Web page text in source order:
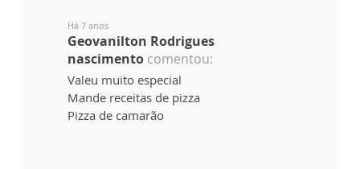
Há 7 anos
Geovanilton Rodrigues
nascimento comentou:
Valeu muito especial
Mande receitas de pizza
Pizza de camarão